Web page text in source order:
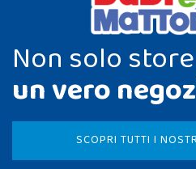
Non solo
un vero
SCOPRI TUTTI I